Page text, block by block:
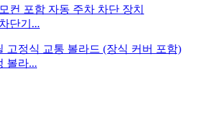
단기...
볼라...